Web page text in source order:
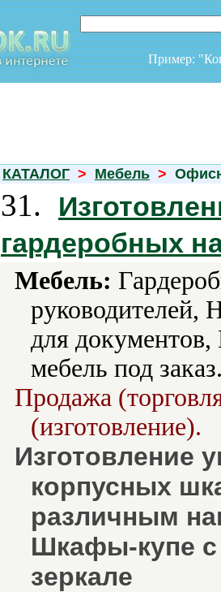
Пример:
КАТАЛОГ > Мебель >
31.
гардеробных
Мебель:
руководителей,
для
мебель под
Продажа
(изготовление).
Изготовление
корпусных
различным
Шкафы-купе с
зеркале